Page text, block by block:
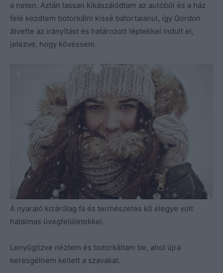
a neten. Aztán lassan kikászálódtam az autóból és a ház
felé kezdtem botorkálni kissé bátortalanul, így Gordon
átvette az irányítást és határozott léptekkel indult el,
jelezve, hogy kövessem.
A nyaraló kizárólag fa és természetes kő elegye volt
hatalmas üvegfelületekkel.
Lenyűgözve néztem és botorkáltam be, ahol újra
keresgélnem kellett a szavakat.